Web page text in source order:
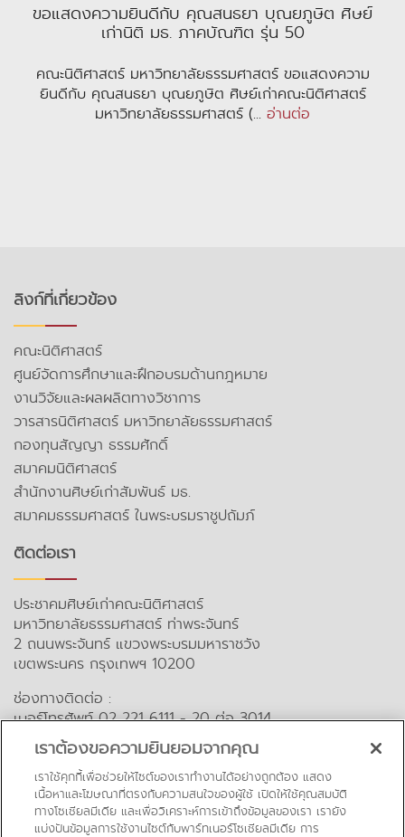
ขอแสดงความยินดีกับ คุณสนธยา บุณยภูษิต ศิษย์
เก่านิติ มธ. ภาคบัณฑิต รุ่น 50
คณะนิติศาสตร์ มหาวิทยาลัยธรรมศาสตร์ ขอแสดงความ
ยินดีกับ คุณสนธยา บุณยภูษิต ศิษย์เก่าคณะนิติศาสตร์
มหาวิทยาลัยธรรมศาสตร์ (... อ่านต่อ
ลิงก์ที่เกี่ยวข้อง
คณะนิติศาสตร์
ศูนย์จัดการศึกษาและฝึกอบรมด้านกฎหมาย
งานวิจัยและผลผลิตทางวิชาการ
วารสารนิติศาสตร์ มหาวิทยาลัยธรรมศาสตร์
กองทุนสัญญา ธรรมศักดิ์
สมาคมนิติศาสตร์
สำนักงานศิษย์เก่าสัมพันธ์ มธ.
สมาคมธรรมศาสตร์ ในพระบรมราชูปถัมภ์
ติดต่อเรา
ประชาคมศิษย์เก่าคณะนิติศาสตร์
มหาวิทยาลัยธรรมศาสตร์ ท่าพระจันทร์
2 ถนนพระจันทร์ แขวงพระบรมมหาราชวัง
เขตพระนคร กรุงเทพฯ 10200
ช่องทางติดต่อ :
เบอร์โทรศัพท์ 02 221 6111 - 20 ต่อ 3014
อีเมล : lawalumni@tu.ac.th
คำถามที่พบบ่อย
สื่อออนไลน์
เราต้องขอความยินยอมจากคุณ
เราใช้คุกกี้เพื่อช่วยให้ไซต์ของเราทำงานได้อย่างถูกต้อง แสดง
เนื้อหาและโฆษณาที่ตรงกับความสนใจของผู้ใช้ เปิดให้ใช้คุณสมบัติ
ทางโซเชียลมีเดีย และเพื่อวิเคราะห์การเข้าถึงข้อมูลของเรา เรายัง
แบ่งปันข้อมูลการใช้งานไซต์กับพาร์ทเนอร์โซเชียลมีเดีย การ